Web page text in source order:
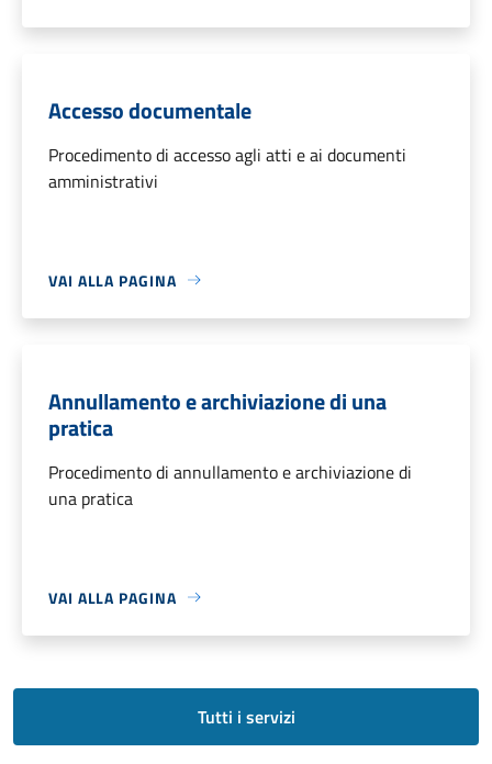
Accesso documentale
Procedimento di accesso agli atti e ai documenti
amministrativi
VAI ALLA PAGINA
Annullamento e archiviazione di una
pratica
Procedimento di annullamento e archiviazione di
una pratica
VAI ALLA PAGINA
Tutti i servizi